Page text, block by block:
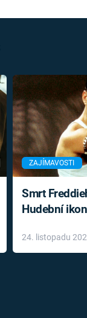
ZAJÍMAVOSTI
Smrt
Hudební
léky
24. listopadu